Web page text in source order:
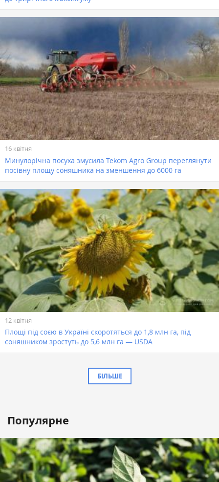
16 квітня
Минулорічна посуха змусила Tekom Agro Group переглянути
посівну площу соняшника на зменшення до 6000 га
12 квітня
Площі під соєю в Україні скоротяться до 1,8 млн га, під
соняшником зростуть до 5,6 млн га — USDA
БІЛЬШЕ
Популярне